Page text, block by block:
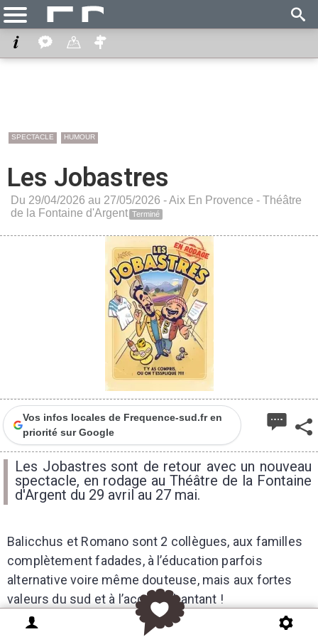
SPECTACLE HUMOUR
Les Jobastres
Du 29/04/2026 au 27/05/2026 -Aix En Provence - Théâtre
de la Fontaine d'Argent Terminé
Vos infos locales de Frequence-sud.fr en
priorité sur Google
Les Jobastres sont de retour avec un nouveau
spectacle, en rodage au Théâtre de la Fontaine
d'Argent du 29 avril au 27 mai.
Balicchus et Romano sont 2 collègues, aux familles
complètement fadades, à l’éducation parfois
alternative voire même douteuse, mais aux fortes
valeurs du sud et à l’accent chantant !
À travers leur histoire, ils s’interrogent sur la folie…